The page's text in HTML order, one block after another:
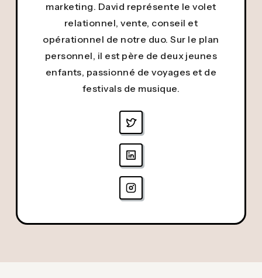
marketing. David représente le volet
relationnel, vente, conseil et
opérationnel de notre duo. Sur le plan
personnel, il est père de deux jeunes
enfants, passionné de voyages et de
festivals de musique.